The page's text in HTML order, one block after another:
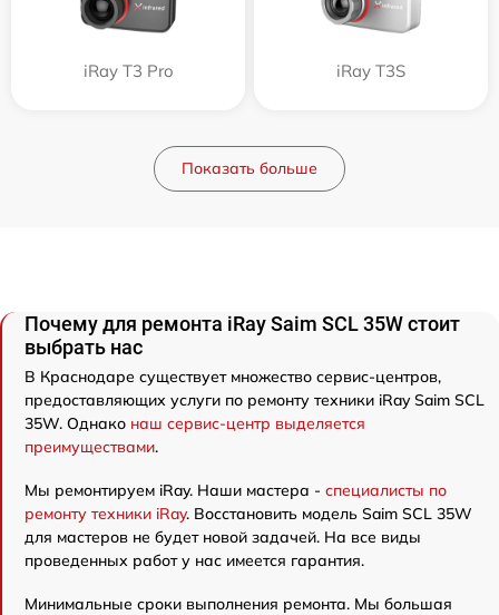
iRay T3 Pro iRay T3S
Показать больше
Почему для ремонта iRay Saim SCL 35W стоит
выбрать нас
В Краснодаре существует множество сервис-центров,
предоставляющих услуги по ремонту техники iRay Saim SCL
35W. Однако наш сервис-центр выделяется
преимуществами.
Мы ремонтируем iRay. Наши мастера - специалисты по
ремонту техники iRay. Восстановить модель Saim SCL 35W
для мастеров не будет новой задачей. На все виды
проведенных работ у нас имеется гарантия.
Минимальные сроки выполнения ремонта. Мы большая